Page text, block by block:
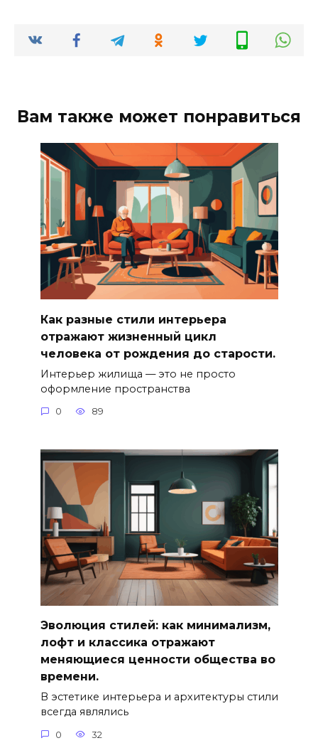
Вам также может понравиться
Как разные стили интерьера
отражают жизненный цикл
человека от рождения до старости.
Интерьер жилища — это не просто
оформление пространства
0 89
Эволюция стилей: как минимализм,
лофт и классика отражают
меняющиеся ценности общества во
времени.
В эстетике интерьера и архитектуры стили
всегда являлись
0 32